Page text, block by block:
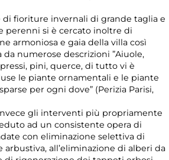
fioriture invernali di grande taglia e
perenni si è cercato inoltre di
armoniosa e gaia della villa così
numerose descrizioni ”Aiuole,
pini, querce, di tutto vi è
le piante ornamentali e le piante
per ogni dove” (Perizia Parisi,
gli interventi più propriamente
ad un consistente opera di
con eliminazione selettiva di
arbustiva, all’eliminazione di alberi da